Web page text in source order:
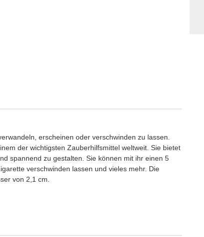
erscheinen oder verschwinden zu lassen.
der wichtigsten Zauberhilfsmittel weltweit. Sie bietet
spannend zu gestalten. Sie können mit ihr einen 5
verschwinden lassen und vieles mehr. Die
von 2,1 cm.